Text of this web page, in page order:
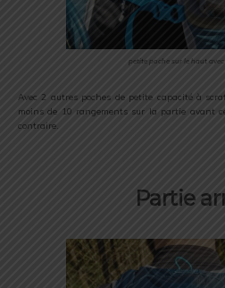
petite poche sur le haut
Avec 2 autres poches de petite capacité à
moins de 10 rangements sur la partie avant
contraire.
Partie